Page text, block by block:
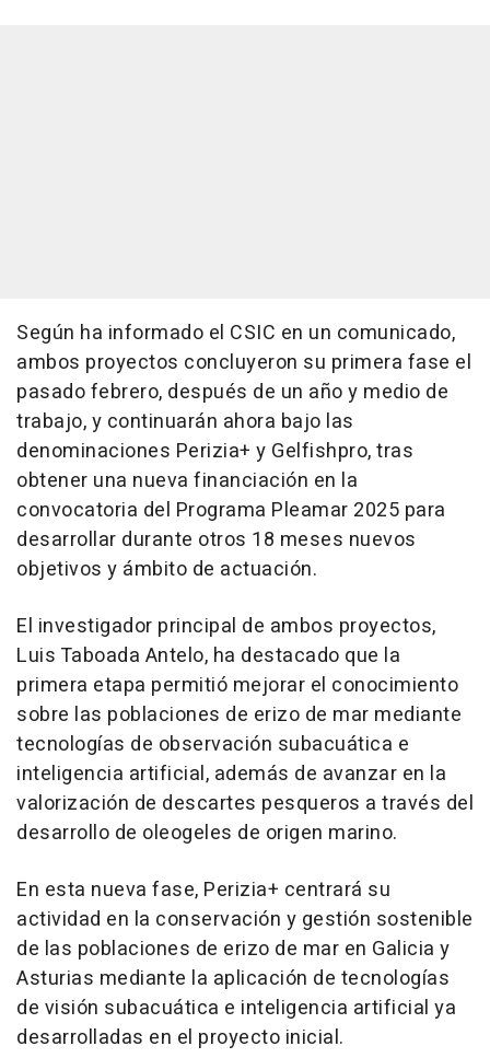
Según ha informado el CSIC en un comunicado,
ambos proyectos concluyeron su primera fase el
pasado febrero, después de un año y medio de
trabajo, y continuarán ahora bajo las
denominaciones Perizia+ y Gelfishpro, tras
obtener una nueva financiación en la
convocatoria del Programa Pleamar 2025 para
desarrollar durante otros 18 meses nuevos
objetivos y ámbito de actuación.
El investigador principal de ambos proyectos,
Luis Taboada Antelo, ha destacado que la
primera etapa permitió mejorar el conocimiento
sobre las poblaciones de erizo de mar mediante
tecnologías de observación subacuática e
inteligencia artificial, además de avanzar en la
valorización de descartes pesqueros a través del
desarrollo de oleogeles de origen marino.
En esta nueva fase, Perizia+ centrará su
actividad en la conservación y gestión sostenible
de las poblaciones de erizo de mar en Galicia y
Asturias mediante la aplicación de tecnologías
de visión subacuática e inteligencia artificial ya
desarrolladas en el proyecto inicial.